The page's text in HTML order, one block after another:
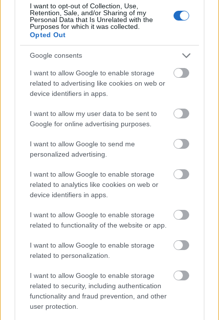
I want to opt-out of Collection, Use,
Retention, Sale, and/or Sharing of my
Personal Data that Is Unrelated with the
Purposes for which it was collected.
Opted Out
Google consents
I want to allow Google to enable storage
related to advertising like cookies on web or
device identifiers in apps.
I want to allow my user data to be sent to
Google for online advertising purposes.
I want to allow Google to send me
personalized advertising.
I want to allow Google to enable storage
related to analytics like cookies on web or
device identifiers in apps.
I want to allow Google to enable storage
related to functionality of the website or app.
I want to allow Google to enable storage
related to personalization.
I want to allow Google to enable storage
related to security, including authentication
functionality and fraud prevention, and other
user protection.
Információ: 100% olaszrizling. Nem könnyű év,
meleg és száraz, messze a szeptemberbe nyúló
nyárral, majd lehűlés és esők októberben. 22 hónap
acél. Alkohol 10.5%, cukor 186g/l, sav 6.6g/l.
Egzotikusan fűszerezett, kandírozott gyümölcsökkel
és mézzel, trópusi gyümölcsökkel operál. Sima,
bársonyos, olajos folyású. Vonzóan tiszta, jól
definiált gyümölcsökkel, már némi éréssel. A sav
Kracher Scheurebe TBA Nr. 3 Zwischen den Seen
Információ: 100% scheurebe. Nehéz év, magas savak,
215g/l cukor, 10.5g/l sav.
A szőlőfajtának köszönhetően döbbenetesen más
gyümölcsök aromáival, mézzel, őszibarack nektárral
és egyedi fűszerekkel. Robbanásig fokozott
intenzitás, olajos konzisztencia, makulátlan
tisztaság, az olaszrizlinget messze überelő szerkezet.
Nagyon hosszú.7/8p
Royal Tokaji Aszú 5p 2009
Információ: 173g/l cukor, 12.2g/l sav.